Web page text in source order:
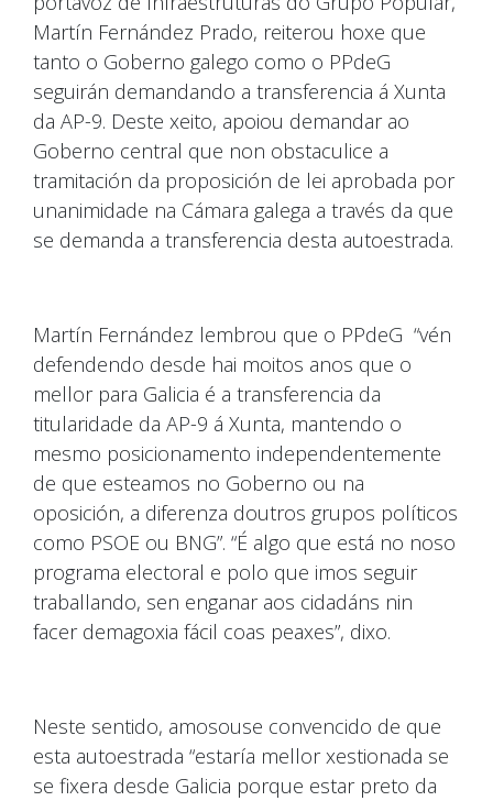
Martín Fernández Prado, reiterou hoxe que
tanto o Goberno galego como o PPdeG
seguirán demandando a transferencia á Xunta
da AP-9. Deste xeito, apoiou demandar ao
Goberno central que non obstaculice a
tramitación da proposición de lei aprobada por
unanimidade na Cámara galega a través da que
se demanda a transferencia desta autoestrada.
Martín Fernández lembrou que o PPdeG “vén
defendendo desde hai moitos anos que o
mellor para Galicia é a transferencia da
titularidade da AP-9 á Xunta, mantendo o
mesmo posicionamento independentemente
de que esteamos no Goberno ou na
oposición, a diferenza doutros grupos políticos
como PSOE ou BNG”. “É algo que está no noso
programa electoral e polo que imos seguir
traballando, sen enganar aos cidadáns nin
facer demagoxia fácil coas peaxes”, dixo.
Neste sentido, amosouse convencido de que
esta autoestrada “estaría mellor xestionada se
se fixera desde Galicia porque estar preto da